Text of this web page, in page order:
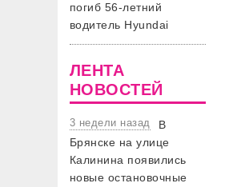
погиб 56-летний
водитель Hyundai
ЛЕНТА
НОВОСТЕЙ
3 недели назад
В
Брянске на улице
Калинина появились
новые остановочные